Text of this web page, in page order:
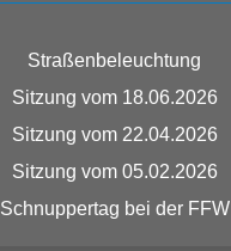
Straßenbeleuchtung
Sitzung vom 18.06.2026
Sitzung vom 22.04.2026
Sitzung vom 05.02.2026
Schnuppertag bei der FFW